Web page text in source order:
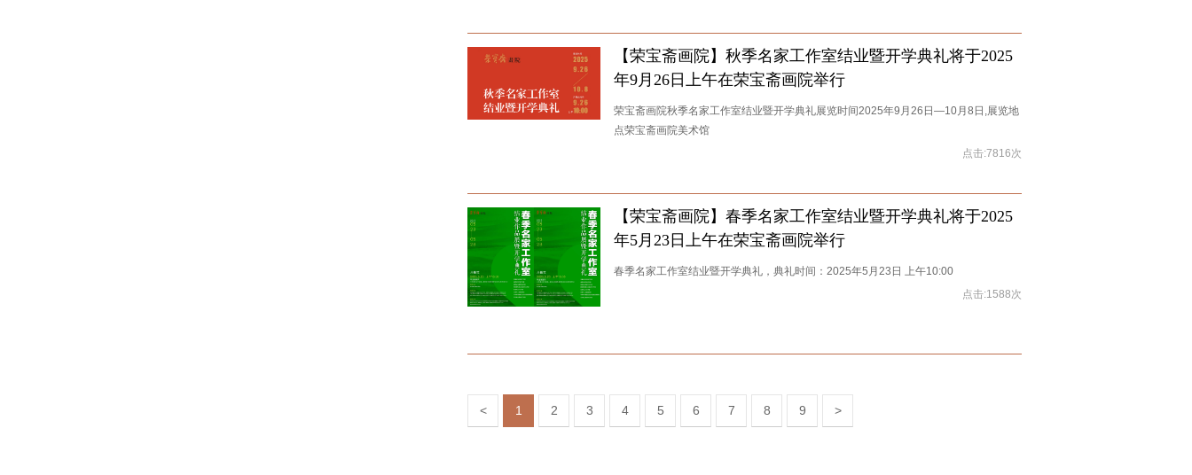
【荣宝斋画院】秋季名家工作室结业暨开学典礼将于2025
年9月26日上午在荣宝斋画院举行
荣宝斋画院秋季名家工作室结业暨开学典礼展览时间2025年9月26日—10月8日,展览地
点荣宝斋画院美术馆
点击:7816次
【荣宝斋画院】春季名家工作室结业暨开学典礼将于2025
年5月23日上午在荣宝斋画院举行
春季名家工作室结业暨开学典礼，典礼时间：2025年5月23日 上午10:00
点击:1588次
< 1 2 3 4 5 6 7 8 9 >